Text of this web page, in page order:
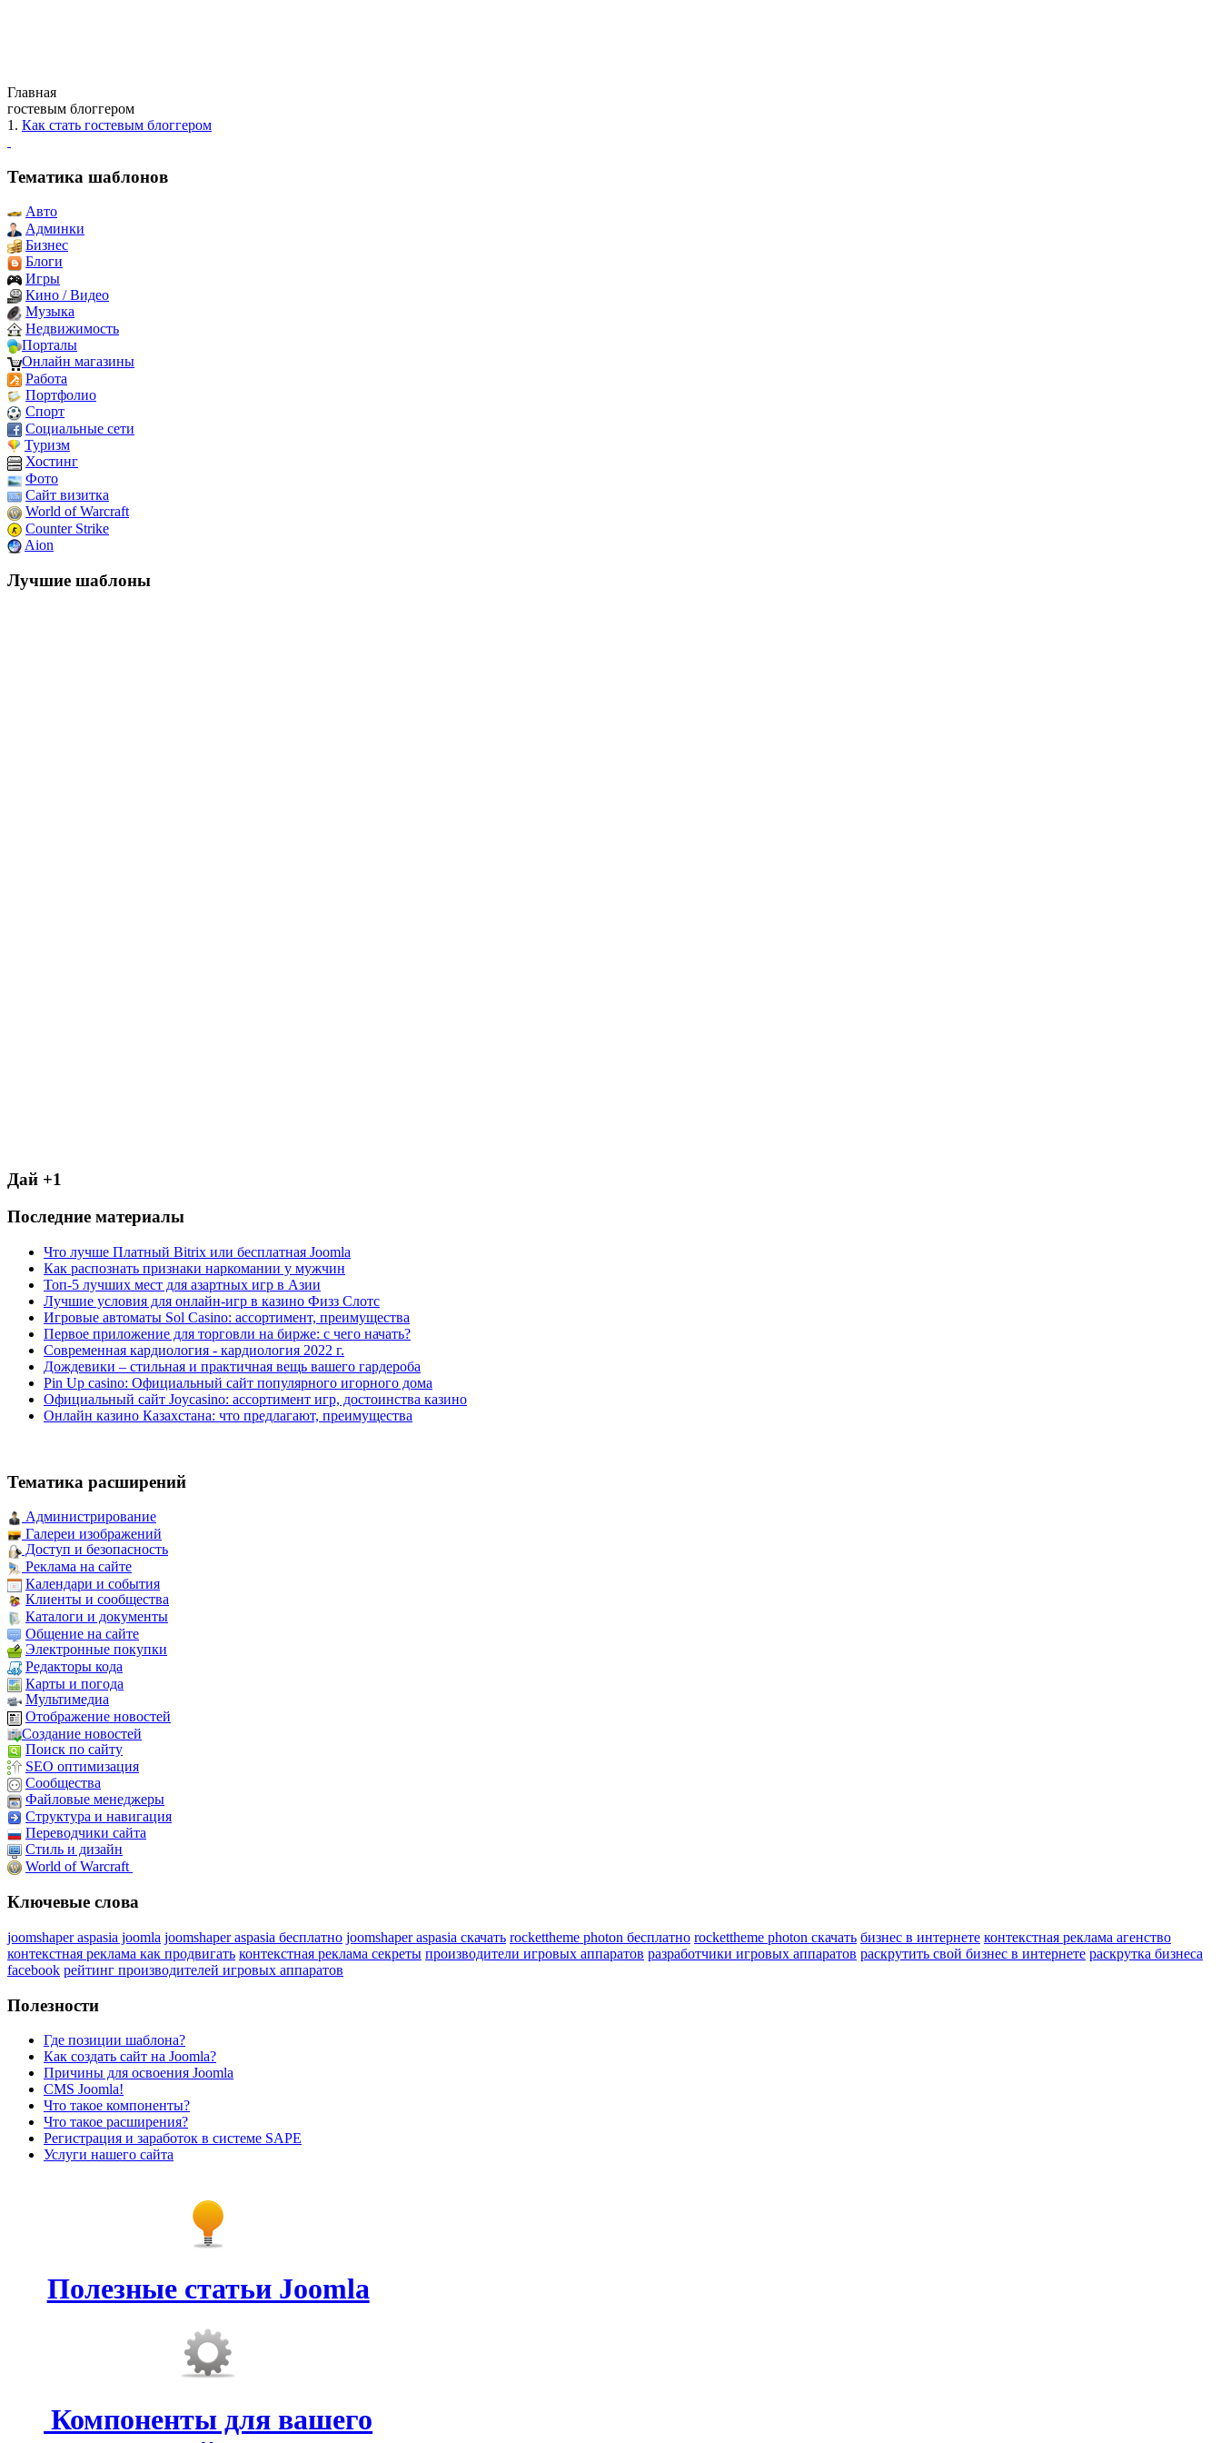
Главная
гостевым блоггером
1. Как стать гостевым блоггером
Тематика шаблонов
Авто
Админки
Бизнес
Блоги
Игры
Кино / Видео
Музыка
Недвижимость
Порталы
Онлайн магазины
Работа
Портфолио
Спорт
Социальные сети
Туризм
Хостинг
Фото
Сайт визитка
World of Warcraft
Counter Strike
Aion
Лучшие шаблоны
Дай +1
Последние материалы
Что лучше Платный Bitrix или бесплатная Joomla
Как распознать признаки наркомании у мужчин
Топ-5 лучших мест для азартных игр в Азии
Лучшие условия для онлайн-игр в казино Физз Слотс
Игровые автоматы Sol Casino: ассортимент, преимущества
Первое приложение для торговли на бирже: с чего начать?
Современная кардиология - кардиология 2022 г.
Дождевики – стильная и практичная вещь вашего гардероба
Pin Up casino: Официальный сайт популярного игорного дома
Официальный сайт Joycasino: ассортимент игр, достоинства казино
Онлайн казино Казахстана: что предлагают, преимущества
Тематика расширений
Администрирование
Галереи изображений
Доступ и безопасность
Реклама на сайте
Календари и события
Клиенты и сообщества
Каталоги и документы
Общение на сайте
Электронные покупки
Редакторы кода
Карты и погода
Мультимедиа
Отображение новостей
Создание новостей
Поиск по сайту
SEO оптимизация
Сообщества
Файловые менеджеры
Структура и навигация
Переводчики сайта
Стиль и дизайн
World of Warcraft
Ключевые слова
joomshaper aspasia joomla joomshaper aspasia бесплатно joomshaper aspasia скачать rockettheme photon бесплатно rockettheme photon скачать бизнес в интернете контекстная реклама агенство
контекстная реклама как продвигать контекстная реклама секреты производители игровых аппаратов разработчики игровых аппаратов раскрутить свой бизнес в интернете раскрутка бизнеса
facebook рейтинг производителей игровых аппаратов
Полезности
Где позиции шаблона?
Как создать сайт на Joomla?
Причины для освоения Joomla
CMS Joomla!
Что такое компоненты?
Что такое расширения?
Регистрация и заработок в системе SAPE
Услуги нашего сайта
Полезные статьи Joomla
Компоненты для вашего